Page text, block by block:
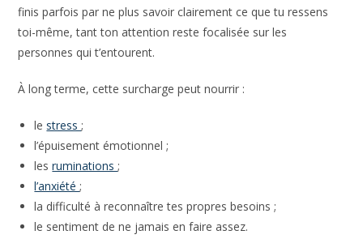
finis parfois par ne plus savoir clairement ce que tu ressens
toi-même, tant ton attention reste focalisée sur les
personnes qui t’entourent.
À long terme, cette surcharge peut nourrir :
lestress;
l’épuisement émotionnel ;
lesruminations;
l’anxiété;
la difficulté à reconnaître tes propres besoins ;
le sentiment de ne jamais en faire assez.